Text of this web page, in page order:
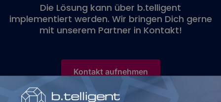
Die Lösung kann über b.telligent
implementiert werden. Wir bringen Dich gerne
mit unserem Partner in Kontakt!
Kontakt aufnehmen